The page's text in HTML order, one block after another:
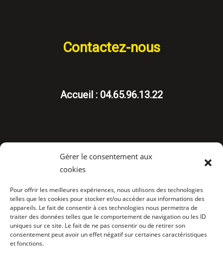
Gérer le consentement aux
cookies
Pour offrir les meilleures expériences, nous utilisons des technologies
telles que les cookies pour stocker et/ou accéder aux informations des
appareils. Le fait de consentir à ces technologies nous permettra de
traiter des données telles que le comportement de navigation ou les ID
uniques sur ce site. Le fait de ne pas consentir ou de retirer son
consentement peut avoir un effet négatif sur certaines caractéristiques
et fonctions.
Contactez-nous
Accueil : 04.65.96.13.22